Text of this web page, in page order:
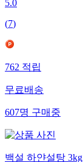
5.0
(7)
762적립
무료배송
607명구매중